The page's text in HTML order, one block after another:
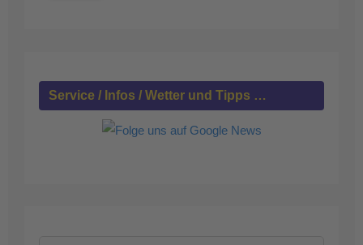
:
Service / Infos / Wetter und Tipps …